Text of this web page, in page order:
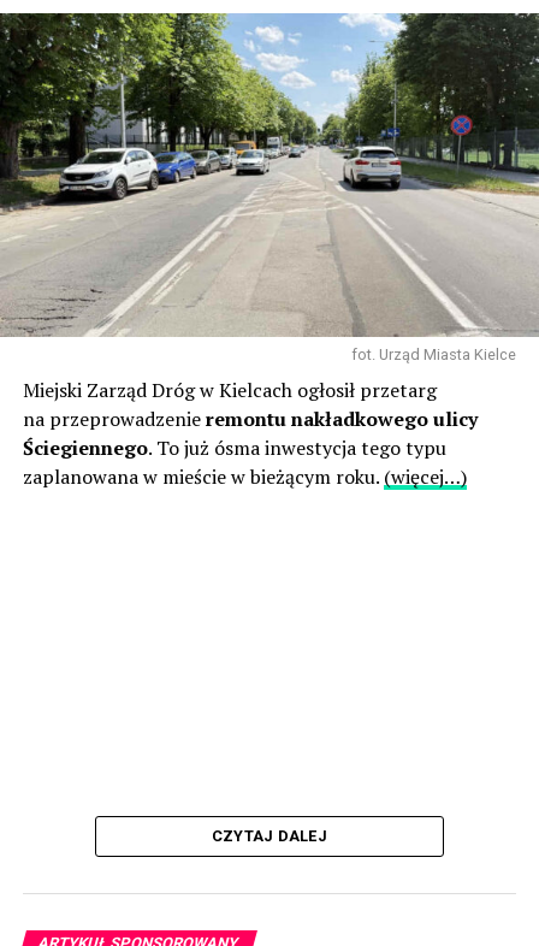
fot. Urząd Miasta Kielce
Miejski Zarząd Dróg w Kielcach ogłosił przetarg
na przeprowadzenieremontu nakładkowego ulicy
Ściegiennego. To już ósma inwestycja tego typu
zaplanowana w mieście w bieżącym roku. (więcej…)
CZYTAJ DALEJ